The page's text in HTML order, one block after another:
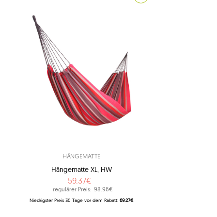
HÄNGEMATTE
Hängematte XL, HW
59.37€
regulärer Preis: 98.96€
Niedrigster Preis 30 Tage vor dem Rabatt: 69.27€